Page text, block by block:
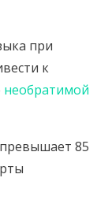
при
к
необратимой
85